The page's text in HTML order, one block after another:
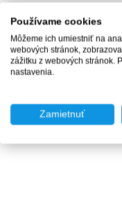
Používame cookies
Môžeme ich umiestniť na
webových stránok,
zážitku z webových stránok.
nastavenia.
Zamietnuť